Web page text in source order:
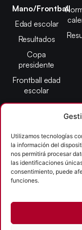
Utilizamos tecnologías
la información del
nos permitirá procesar
las identificaciones
consentimiento, puede
funciones.
Mano/Frontball
Edad escolar
Resultados
Copa
presidente
Frontball edad
escolar
Federación Pelota
|